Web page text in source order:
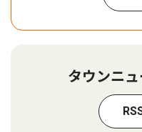
タウンニ